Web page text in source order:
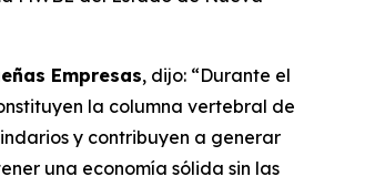
Empresas, dijo: “Durante el
la columna vertebral de
y contribuyen a generar
una economía sólida sin las